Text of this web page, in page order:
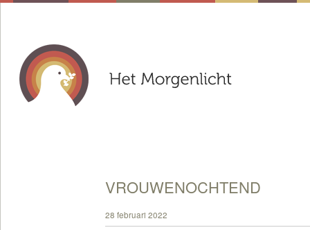
VROUWENOCHTEND
28 februari 2022